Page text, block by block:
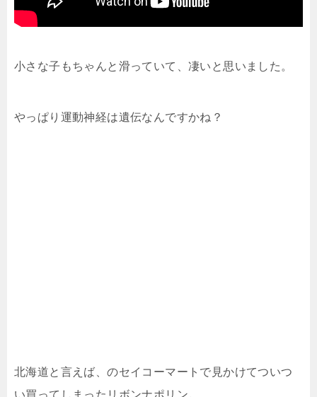
小さな子もちゃんと滑っていて、凄いと思いました。
やっぱり運動神経は遺伝なんですかね？
北海道と言えば、のセイコーマートで見かけてついつ
い買ってしまったリボンナポリン。